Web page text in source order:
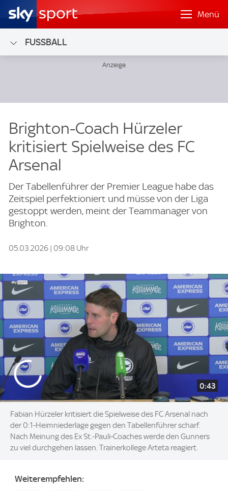
Menü
FUSSBALL
Brighton-Coach Hürzeler
kritisiert Spielweise des FC
Arsenal
Der Tabellenführer der Premier League habe das
Zeitspiel perfektioniert und müsse von der Liga
gestoppt werden, meint der Teammanager von
Brighton.
05.03.2026 | 09:08 Uhr
0:43
Fabian Hürzeler kritisiert die Spielweise des FC Arsenal nach
der 0:1-Heimniederlage gegen den Tabellenführer scharf.
Nach Meinung des Ex St.-Pauli-Coaches werde den Gunners
zu viel durchgehen lassen. Trainerkollege Arteta reagiert.
Weiterempfehlen: